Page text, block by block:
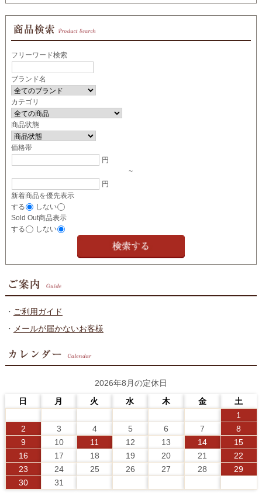
フリーワード検索
ブランド名
カテゴリ
商品状態
価格帯
円
~
円
新着商品を優先表示
する
しない
Sold Out商品表示
する
しない
・ ご利用ガイド
・ メールが届かないお客様
2026年8月の定休日
日
月 火 水 木 金
土
1
2
3 4 5 6 7
8
9
10 11 12 13 14
15
16
17 18 19 20 21
22
23
24 25 26 27 28
29
30
31